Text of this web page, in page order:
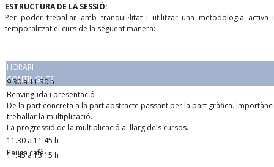
ESTRUCTURA DE LA SESSIÓ:
Per poder treballar amb tranquil·litat i utilitzar una metodologia
temporalitzat el curs de la següent manera:
HORARI
CONTINGUTS
9.30 a 11.30 h
Benvinguda i presentació
De la part concreta a la part abstracte passant per la part gràfica.
treballar la multiplicació.
La progressió de la multiplicació al llarg dels cursos.
11.30 a 11.45 h
Pausa cafè.
11.45 a 13.15 h